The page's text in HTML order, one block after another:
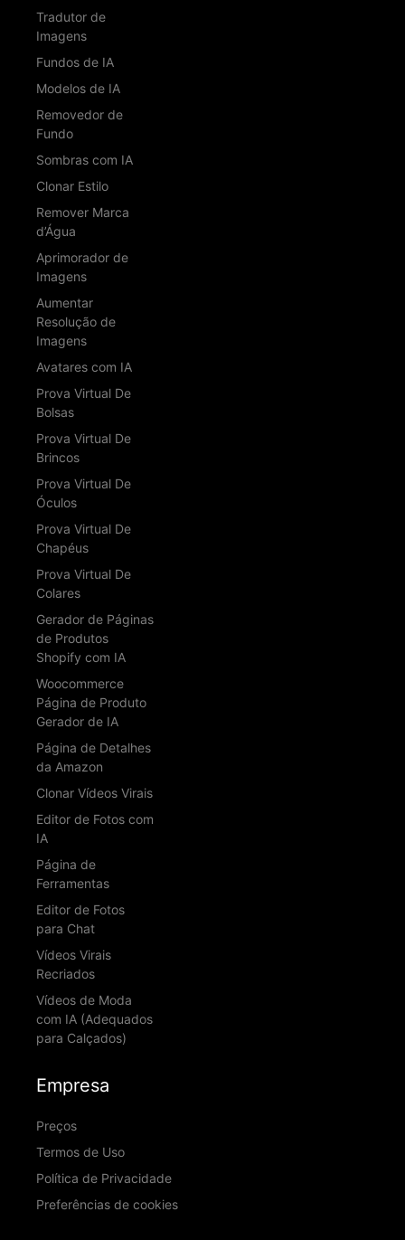
Tradutor de
Imagens
Fundos de IA
Modelos de IA
Removedor de
Fundo
Sombras com IA
Clonar Estilo
Remover Marca
d’Água
Aprimorador de
Imagens
Aumentar
Resolução de
Imagens
Avatares com IA
Prova Virtual De
Bolsas
Prova Virtual De
Brincos
Prova Virtual De
Óculos
Prova Virtual De
Chapéus
Prova Virtual De
Colares
Gerador de Páginas
de Produtos
Shopify com IA
Woocommerce
Página de Produto
Gerador de IA
Página de Detalhes
da Amazon
Clonar Vídeos Virais
Editor de Fotos com
IA
Página de
Ferramentas
Editor de Fotos
para Chat
Vídeos Virais
Recriados
Vídeos de Moda
com IA (Adequados
para Calçados)
Empresa
Preços
Termos de Uso
Política de Privacidade
Preferências de cookies